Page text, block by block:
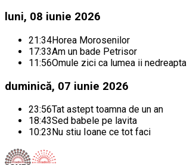
luni, 08 iunie 2026
21:34Horea Morosenilor
17:33Am un bade Petrisor
11:56Omule zici ca lumea ii nedreapta
duminică, 07 iunie 2026
23:56Tat astept toamna de un an
18:43Sed babele pe lavita
10:23 Nu stiu Ioane ce tot faci